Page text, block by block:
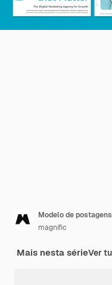
Modelo de
magnific
Mais nesta sérieVer